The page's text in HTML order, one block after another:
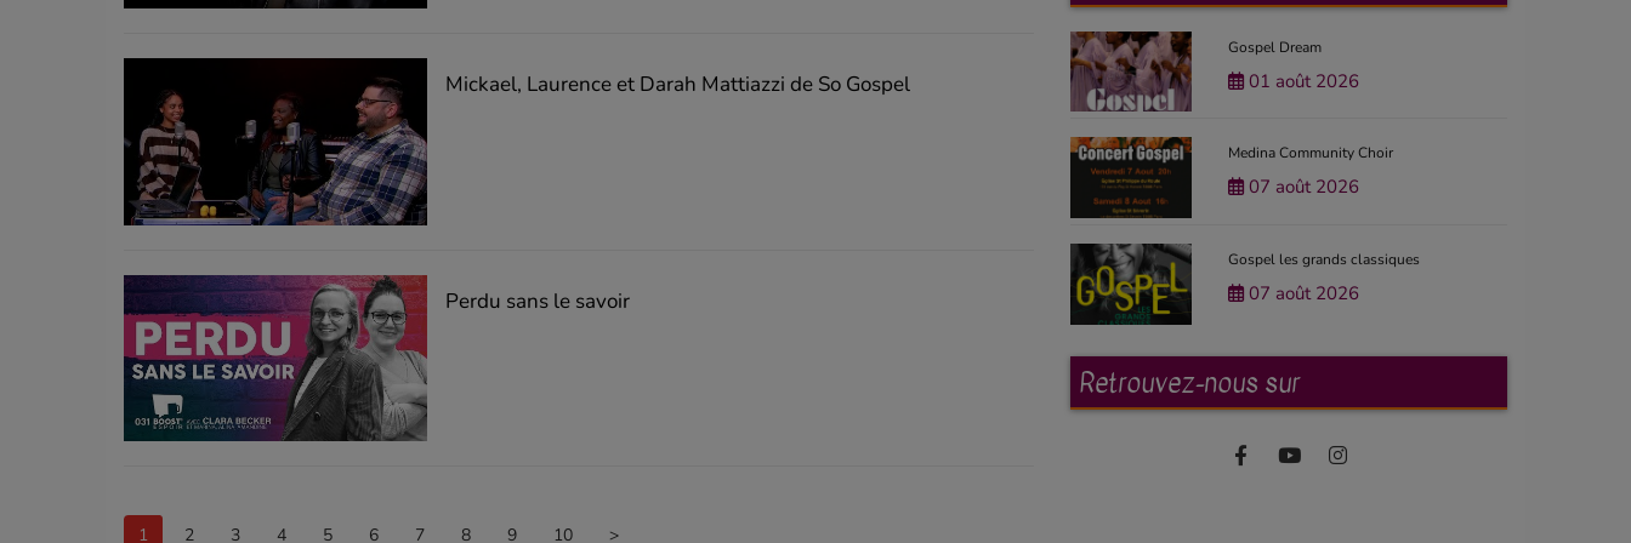
Mickael, Laurence et Darah Mattiazzi de So Gospel
Perdu sans le savoir
1 2 3 4 5 6 7 8 9 10 >
Gospel Dream
01 août 2026
Medina Community Choir
07 août 2026
Gospel les grands classiques
07 août 2026
Retrouvez-nous sur